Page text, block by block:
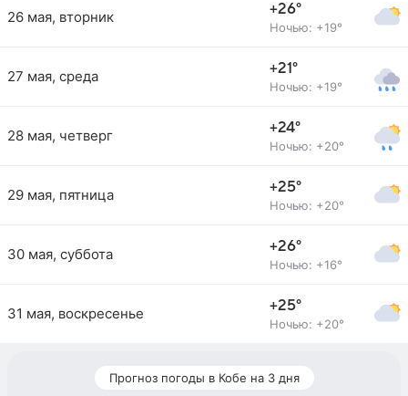
26 мая, вторник +26°
Ночью: +19°
27 мая, среда +21°
Ночью: +19°
28 мая, четверг +24°
Ночью: +20°
29 мая, пятница +25°
Ночью: +20°
30 мая, суббота +26°
Ночью: +16°
31 мая, воскресенье +25°
Ночью: +20°
Прогноз погоды в Кобе на 3 дня